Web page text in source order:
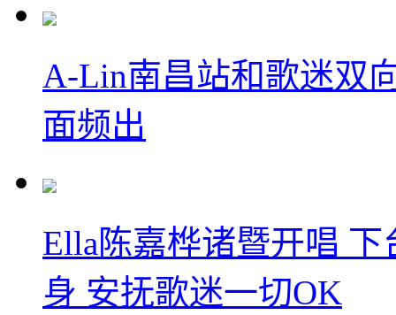
A-Lin南昌站和歌迷双
面频出
Ella陈嘉桦诸暨开唱
身 安抚歌迷一切OK